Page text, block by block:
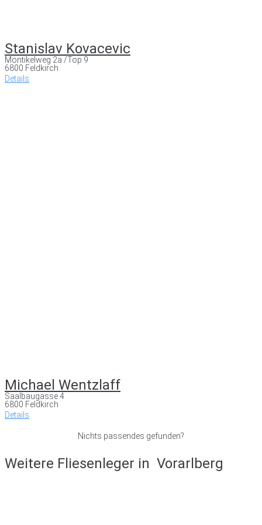
Stanislav Kovacevic
Montikelweg 2a /Top 9
6800 Feldkirch
Details
Michael Wentzlaff
Saalbaugasse 4
6800 Feldkirch
Details
Nichts passendes gefunden?
Weitere Fliesenleger in Vorarlberg